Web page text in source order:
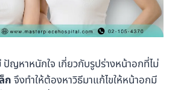
ญหาหนักใจ เกี่ยวกับรูปร่างหน้าอกที่ไม่
กจึงทำให้ต้องหาวิธีมาแก้ไขให้หน้าอกมี